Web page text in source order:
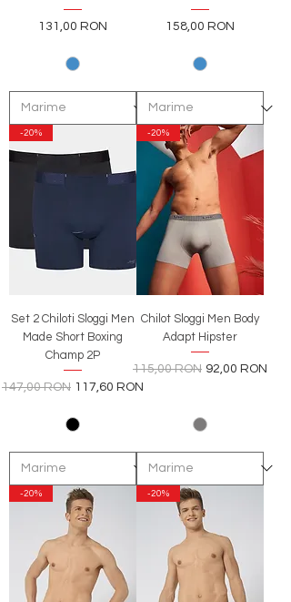
Preț
131,00 RON Preț
158,00 RON
-20%
Set 2 Chiloti Sloggi Men
Made Short Boxing
Champ 2P
Preț normal
147,00 RON Preț redus
117,60 RON
-20%
Chilot Sloggi Men Body
Adapt Hipster
Preț normal
115,00 RON Preț redus
92,00 RON
-20% -20%